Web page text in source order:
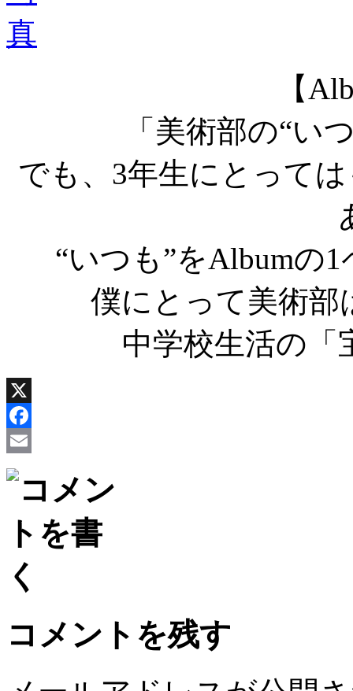
【
「美術部の“い
でも、3年生にとって
“いつも”をAlbumの
僕にとって美術部
中学校生活の「
X
Facebook
Email
コメントを残す